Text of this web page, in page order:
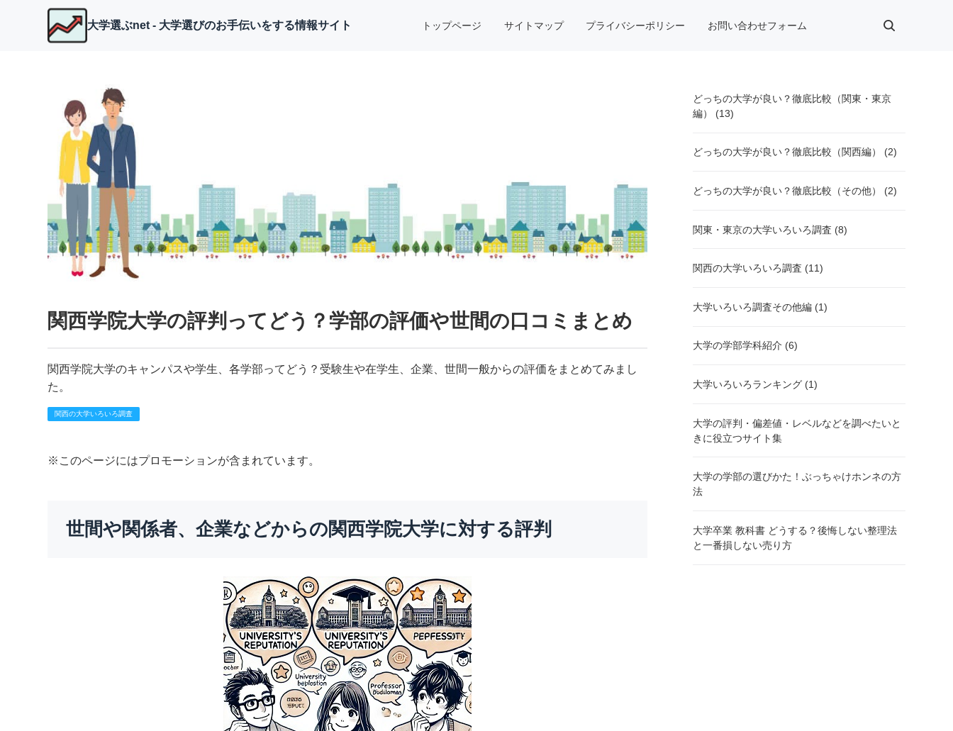
大学選ぶnet - 大学選びのお手伝いをする情報サイト トップページ サイトマップ プライバシーポリシー お問い合わせフォーム
関西学院大学の評判ってどう？学部の評価や世間の口コミまとめ
関西学院大学のキャンパスや学生、各学部ってどう？受験生や在学生、企業、世間一般からの評価をまとめてみまし
た。
関西の大学いろいろ調査
※このページにはプロモーションが含まれています。
世間や関係者、企業などからの関西学院大学に対する評判
どっちの大学が良い？徹底比較（関東・東京
編） (13)
どっちの大学が良い？徹底比較（関西編） (2)
どっちの大学が良い？徹底比較（その他） (2)
関東・東京の大学いろいろ調査 (8)
関西の大学いろいろ調査 (11)
大学いろいろ調査その他編 (1)
大学の学部学科紹介 (6)
大学いろいろランキング (1)
大学の評判・偏差値・レベルなどを調べたいと
きに役立つサイト集
大学の学部の選びかた！ぶっちゃけホンネの方
法
大学卒業 教科書 どうする？後悔しない整理法
と一番損しない売り方